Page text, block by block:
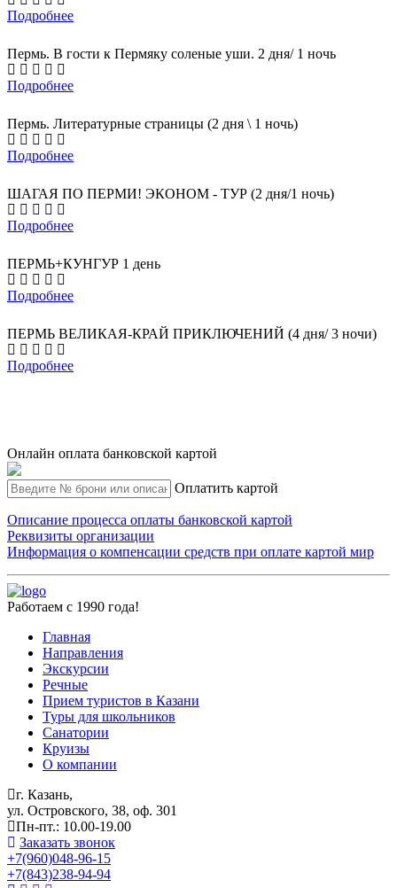
Подробнее
Пермь. В гости к Пермяку соленые уши. 2 дня/ 1 ночь
Подробнее
Пермь. Литературные страницы (2 дня \ 1 ночь)
Подробнее
ШАГАЯ ПО ПЕРМИ! ЭКОНОМ - ТУР (2 дня/1 ночь)
Подробнее
ПЕРМЬ+КУНГУР 1 день
Подробнее
ПЕРМЬ ВЕЛИКАЯ-КРАЙ ПРИКЛЮЧЕНИЙ (4 дня/ 3 ночи)
Подробнее
Онлайн оплата банковской картой
Оплатить картой
Описание процесса оплаты банковской картой
Реквизиты организации
Информация о компенсации средств при оплате картой мир
Работаем с 1990 года!
Главная
Направления
Экскурсии
Речные
Прием туристов в Казани
Туры для школьников
Санатории
Круизы
О компании
г. Казань,
ул. Островского, 38, оф. 301
Пн-пт.: 10.00-19.00
Заказать звонок
+7(960)048-96-15
+7(843)238-94-94